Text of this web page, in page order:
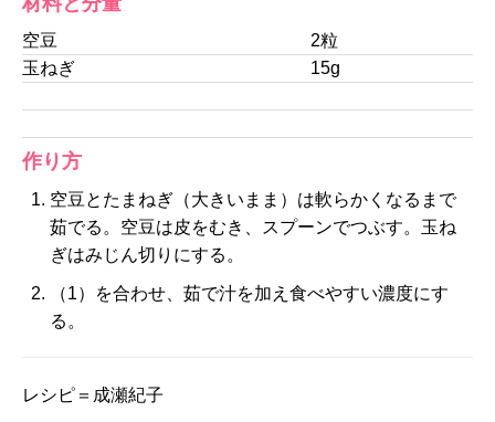
空豆
2粒
玉ねぎ
15g
作り方
空豆とたまねぎ（大きいまま）は軟らかくなるまで
茹でる。空豆は皮をむき、スプーンでつぶす。玉ね
ぎはみじん切りにする。
（1）を合わせ、茹で汁を加え食べやすい濃度にす
る。
レシピ＝成瀬紀子